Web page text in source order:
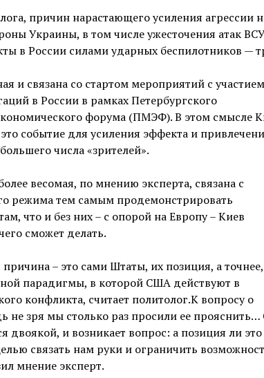
причин нарастающего усиления агрессии
Украины, в том числе ужесточения атак
в России силами ударных беспилотников —
и связана со стартом мероприятий с участием
в России в рамках Петербургского
форума (ПМЭФ). В этом смысле
событие для усиления эффекта и
числа «зрителей».
весомая, по мнению эксперта, связана с
режима тем самым продемонстрировать
что и без них – с опорой на Европу – Киев
сможет делать.
– это сами Штаты, их позиция, а
парадигмы, в которой США действуют в
конфликта, считает политолог.К вопросу о
не зря мы столько раз просили ее прояснить…
двоякой, и возникает вопрос: а позиция ли
связать нам руки и ограничить
мнение эксперт.